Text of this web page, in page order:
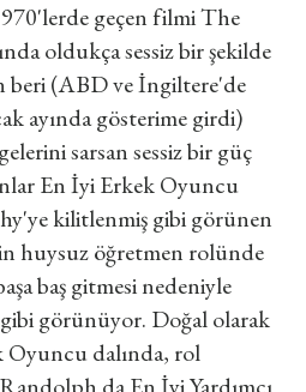
geçen filmi The
oldukça sessiz bir şekilde
beri (ABD ve İngiltere'de
ayında gösterime girdi)
sarsan sessiz bir güç
En İyi Erkek Oyuncu
kilitlenmiş gibi görünen
huysuz öğretmen rolünde
baş gitmesi nedeniyle
gibi görünüyor. Doğal olarak
dalında, rol